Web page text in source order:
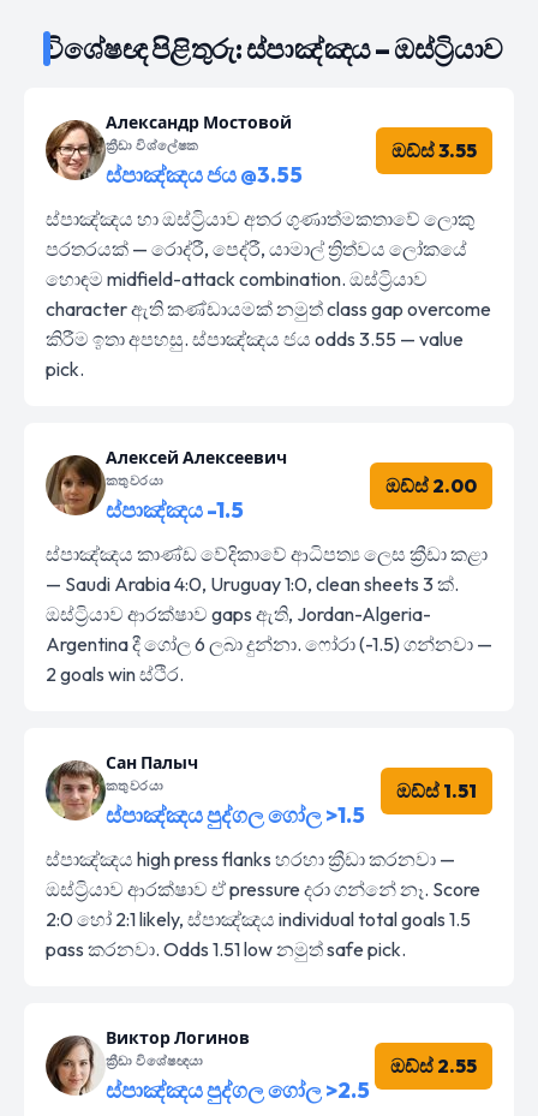
විශේෂඥ පිළිතුරු: ස්පාඤ්ඤය – ඔස්ට්‍රියාව
Александр Мостовой
ක්‍රීඩා විශ්ලේෂක
ස්පාඤ්ඤය ජය @3.55
ඔඩ්ස් 3.55
ස්පාඤ්ඤය හා ඔස්ට්‍රියාව අතර ගුණාත්මකතාවේ ලොකු
පරතරයක් — රොද්රී, පෙද්රී, යාමාල් ත්‍රිත්වය ලෝකයේ
හොඳම midfield-attack combination. ඔස්ට්‍රියාව
character ඇති කණ්ඩායමක් නමුත් class gap overcome
කිරීම ඉතා අපහසු. ස්පාඤ්ඤය ජය odds 3.55 — value
pick.
Алексей Алексеевич
කතුවරයා
ස්පාඤ්ඤය -1.5
ඔඩ්ස් 2.00
ස්පාඤ්ඤය කාණ්ඩ වේදිකාවේ ආධිපත්‍ය ලෙස ක්‍රීඩා කළා
— Saudi Arabia 4:0, Uruguay 1:0, clean sheets 3 ක්.
ඔස්ට්‍රියාව ආරක්ෂාව gaps ඇති, Jordan-Algeria-
Argentina දී ගෝල 6 ලබා දුන්නා. ෆෝරා (-1.5) ගන්නවා —
2 goals win ස්ථිර.
Сан Палыч
කතුවරයා
ස්පාඤ්ඤය පුද්ගල ගෝල >1.5
ඔඩ්ස් 1.51
ස්පාඤ්ඤය high press flanks හරහා ක්‍රීඩා කරනවා —
ඔස්ට්‍රියාව ආරක්ෂාව ඒ pressure දරා ගන්නේ නෑ. Score
2:0 හෝ 2:1 likely, ස්පාඤ්ඤය individual total goals 1.5
pass කරනවා. Odds 1.51 low නමුත් safe pick.
Виктор Логинов
ක්‍රීඩා විශේෂඥයා
ස්පාඤ්ඤය පුද්ගල ගෝල >2.5
ඔඩ්ස් 2.55